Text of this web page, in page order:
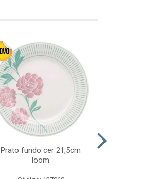
Prato fundo cer 21,5cm
loom